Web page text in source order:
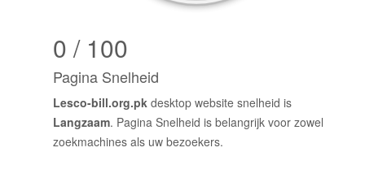
0 / 100
Pagina Snelheid
Lesco-bill.org.pk desktop website snelheid is
Langzaam. Pagina Snelheid is belangrijk voor zowel
zoekmachines als uw bezoekers.